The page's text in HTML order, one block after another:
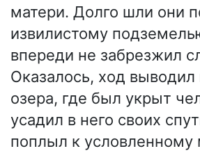
матери. Долго шли они
извилистому
впереди не забрезжил
Оказалось, ход выводил
озера, где был укрыт
усадил в него своих
поплыл к условленному